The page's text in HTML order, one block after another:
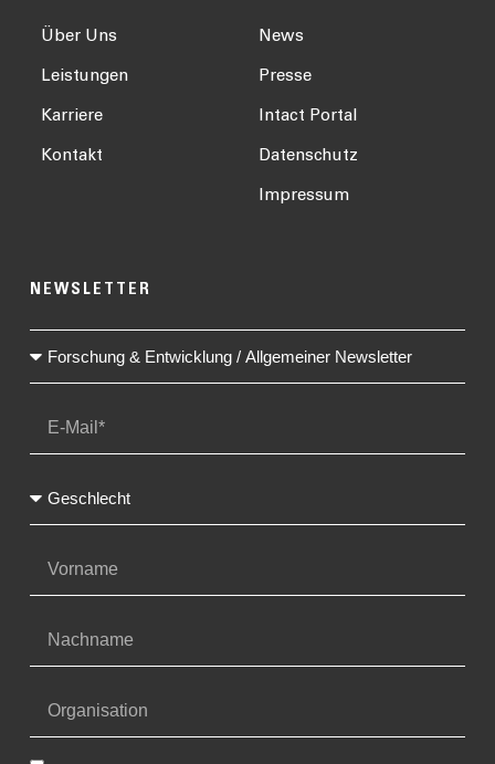
Über Uns
Leistungen
Karriere
Kontakt
News
Presse
Intact Portal
Datenschutz
Impressum
NEWSLETTER